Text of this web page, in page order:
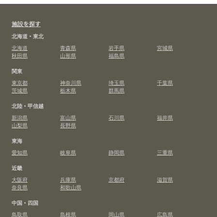
施設を探す
北海道・東北
北海道
青森県 岩手県
宮城県
秋田県
山形県
福島県
関東
東京都
神奈川県 埼玉県
千葉県
茨城県
栃木県
群馬県
北陸・甲信越
新潟県
富山県 石川県
福井県
山梨県
長野県
東海
愛知県
岐阜県 静岡県
三重県
近畿
大阪府
兵庫県 京都府
滋賀県
奈良県
和歌山県
中国・四国
鳥取県
島根県 岡山県
広島県